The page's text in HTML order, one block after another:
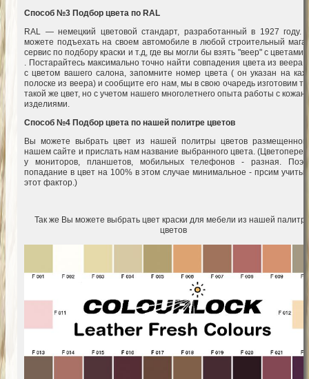
Способ №3 Подбор цвета по RAL
RAL — немецкий цветовой стандарт, разработанный в 1927
можете подъехать на своем автомобиле в любой строительный
сервис по подбору краски и т.д, где вы могли бы взять "веер" с цветами
. Постарайтесь максимально точно найти совпадения цвета из веера
с цветом вашего салона, запомните номер цвета ( он указан на
полоске из веера) и сообщите его нам, мы в свою очаредь изготовим
такой же цвет, но с учетом нашего многолетнего опыта работы с
изделиями.
Способ №4 Подбор цвета по нашей политре цветов
Вы можете выбрать цвет из нашей политры цветов
нашем сайте и прислать нам название выбранного цвета.
у мониторов, планшетов, мобильных телефонов - разная.
попадание в цвет на 100% в этом случае минимальное - прсим
этот фактор.)
Так же Вы можете выбрать цвет краски для мебели из нашей
цветов